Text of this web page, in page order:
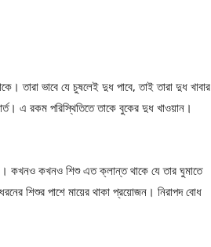
তারা ভাবে যে চুষলেই দুধ পাবে, তাই তারা দুধ খাবার
এ রকম পরিস্থিতিতে তাকে বুকের দুধ খাওয়ান।
কখনও কখনও শিশু এত ক্লান্ত থাকে যে তার ঘুমাতে
শিশুর পাশে মায়ের থাকা প্রয়োজন। নিরাপদ বোধ